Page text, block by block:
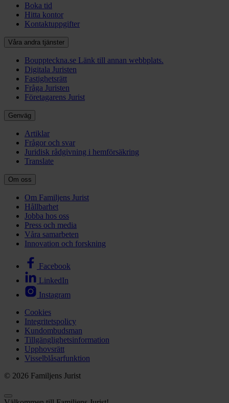
Boka tid
Hitta kontor
Kontaktuppgifter
Våra andra tjänster
Bouppteckna.se Länk till annan webbplats.
Digitala Juristen
Fastighetsrätt
Fråga Juristen
Företagarens Jurist
Genväg
Artiklar
Frågor och svar
Juridisk rådgivning i hemförsäkring
Translate
Om oss
Om Familjens Jurist
Hållbarhet
Jobba hos oss
Press och media
Våra samarbeten
Innovation och forskning
Facebook
LinkedIn
Instagram
Cookies
Integritetspolicy
Kundombudsman
Tillgänglighetsinformation
Upphovsrätt
Visselblåsarfunktion
© 2026 Familjens Jurist